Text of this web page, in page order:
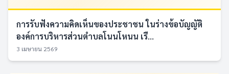
การรับฟังความคิดเห็นของประชาชน ในร่างข้อบัญญัติ
องค์การบริหารส่วนตำบลโนนโหนน เรื...
3 เมษายน 2569